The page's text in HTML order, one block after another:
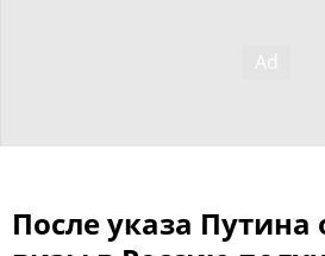
После указа Путина